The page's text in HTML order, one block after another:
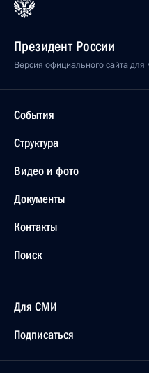
Президент России
Версия официального сайта для
События
Структура
Видео и фото
Документы
Контакты
Поиск
Для СМИ
Подписаться